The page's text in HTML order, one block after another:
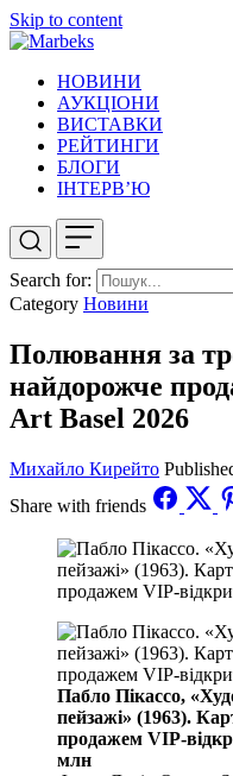
Skip to content
НОВИНИ
АУКЦІОНИ
ВИСТАВКИ
РЕЙТИНГИ
БЛОГИ
ІНТЕРВ’Ю
Search for:
Category Новини
Полювання за
найдорожче
Art Basel 2026
Михайло Кирейто
Share with friends
Пабло Пікассо,
пейзажі» (1963).
продажем VIP-
млн